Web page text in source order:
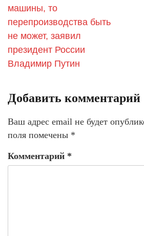
машины, то
перепроизводства быть
не может, заявил
президент России
Владимир Путин
Добавить комментарий
Ваш адрес email не будет
поля помечены *
Комментарий *